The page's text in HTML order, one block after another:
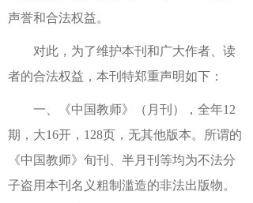
声誉和合法权益。
对此，为了维护本刊和广大作者、读
者的合法权益，本刊特郑重声明如下：
一、《中国教师》（月刊），全年12
期，大16开，128页，无其他版本。所谓的
《中国教师》旬刊、半月刊等均为不法分
子盗用本刊名义粗制滥造的非法出版物。